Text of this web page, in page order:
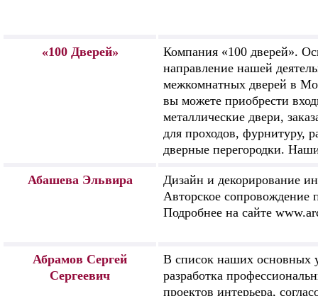
«100 Дверей»
Компания «100 дверей».
направление нашей
межкомнатных дверей в
вы можете приобрести
металлические двери,
для проходов, фурнитуру,
дверные перегородки.
Абашева Эльвира
Дизайн и декорирование
Авторское сопровождение
Подробнее на сайте
Абрамов Сергей
Сергеевич
В список наших основных
разработка
проектов интерьера,